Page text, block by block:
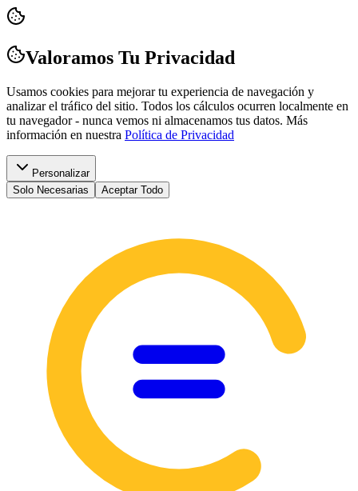
Valoramos Tu Privacidad
Usamos cookies para mejorar tu experiencia de navegación y
analizar el tráfico del sitio. Todos los cálculos ocurren localmente en
tu navegador - nunca vemos ni almacenamos tus datos. Más
información en nuestra Política de Privacidad
Personalizar
Solo Necesarias
Aceptar Todo